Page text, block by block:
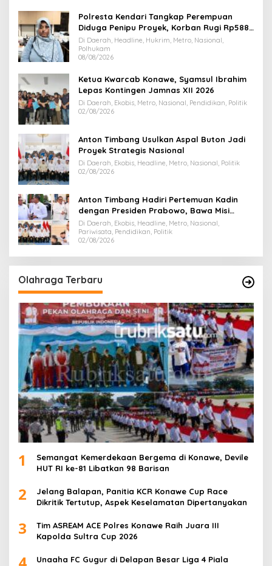
Polresta Kendari Tangkap Perempuan
Diduga Penipu Proyek, Korban Rugi Rp588,1
Juta
Di Daerah, Headline, Hukrim, Metro, Nasional,
Polhukam
08/08/2026
Ketua Kwarcab Konawe, Syamsul Ibrahim
Lepas Kontingen Jamnas XII 2026
Di Daerah, Ekobis, Metro, Nasional, Pendidikan, Politik
02/08/2026
Anton Timbang Usulkan Aspal Buton Jadi
Proyek Strategis Nasional
Di Daerah, Ekobis, Headline, Metro, Nasional, Politik
02/08/2026
Anton Timbang Hadiri Pertemuan Kadin
dengan Presiden Prabowo, Bawa Misi
Majukan Ekonomi Sultra
Di Daerah, Ekobis, Headline, Metro, Nasional,
Pariwisata, Pendidikan, Politik
02/08/2026
Olahraga Terbaru
1
Semangat Kemerdekaan Bergema di Konawe, Devile
HUT RI ke-81 Libatkan 98 Barisan
2
Jelang Balapan, Panitia KCR Konawe Cup Race
Dikritik Tertutup, Aspek Keselamatan Dipertanyakan
3
Tim ASREAM ACE Polres Konawe Raih Juara III
Kapolda Sultra Cup 2026
Unaaha FC Gugur di Delapan Besar Liga 4 Piala